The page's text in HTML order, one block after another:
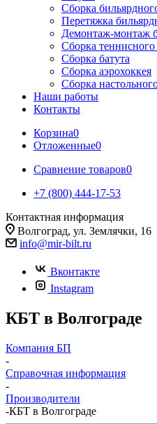
Сборка
Перетяжка
Демонтаж-монтаж
Сборка теннисного
Сборка батута
Сборка аэрохоккея
Сборка
Наши работы
Контакты
Корзина0
Отложенные0
Сравнение товаров0
+7 (800) 444-17-53
Контактная информация
Волгоград, ул. Землячки, 16
info@mir-bilt.ru
Вконтакте
Instagram
КБТ в Волгограде
Компания БП
-
Справочная информация
-
Производители
-КБТ в Волгограде